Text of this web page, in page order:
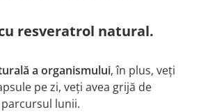
resveratrol natural.
a organismului, în plus, veți
pe zi, veți avea grijă de
lunii.